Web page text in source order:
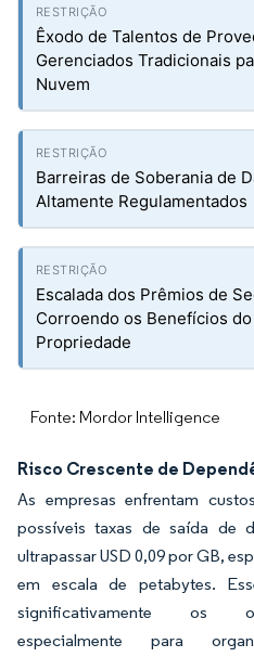
Êxodo de Talentos de
Gerenciados Tradicionais
Nuvem
Barreiras de Soberania de
Altamente Regulamentados
Escalada dos Prêmios de
Corroendo os Benefícios
Propriedade
Fonte: Mordor Intelligence
Risco Crescente de
As empresas enfrentam
possíveis taxas de saída de
ultrapassar USD 0,09 por GB,
em escala de petabytes.
significativamente os
especialmente para